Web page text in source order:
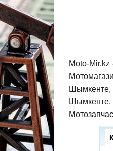
Moto-
Шымкенте,